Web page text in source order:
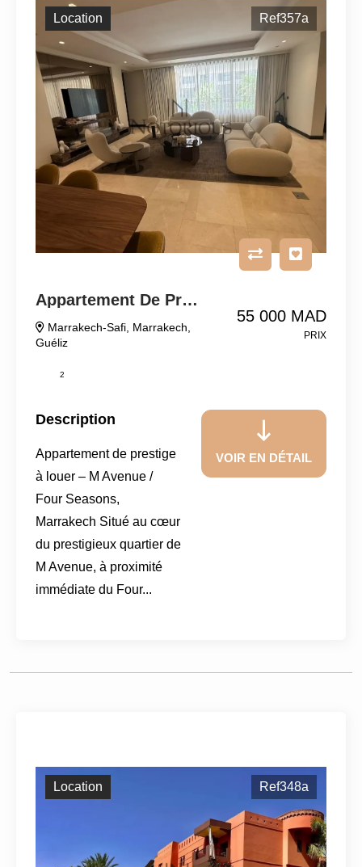
Location Ref357a
Appartement De Prestige À Louer
Marrakech-Safi Marrakech
Guéliz
55 000 MAD
PRIX
2
Description
Appartement de prestige
à louer – M Avenue /
Four Seasons,
Marrakech Situé au cœur
du prestigieux quartier de
M Avenue, à proximité
immédiate du Four...
VOIR EN DÉTAIL
Location Ref348a